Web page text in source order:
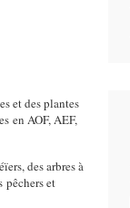
et des plantes
en AOF, AEF,
des arbres à
pêchers et